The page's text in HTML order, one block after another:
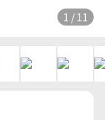
1 / 11